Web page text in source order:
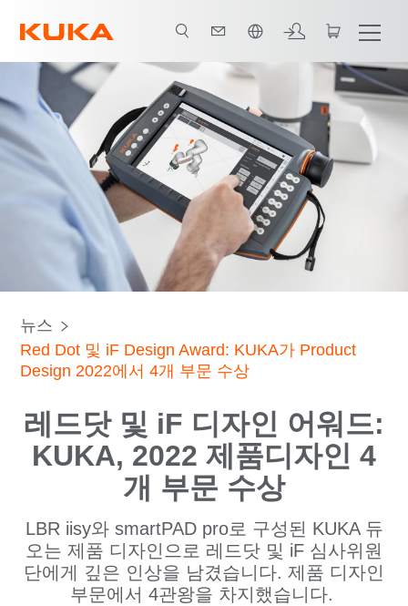
뉴스
Red Dot 및 iF Design Award: KUKA가 Product
Design 2022에서 4개 부문 수상
레드닷 및 iF 디자인 어워드:
KUKA, 2022 제품디자인 4
개 부문 수상
LBR iisy와 smartPAD pro로 구성된 KUKA 듀
오는 제품 디자인으로 레드닷 및 iF 심사위원
단에게 깊은 인상을 남겼습니다. 제품 디자인
부문에서 4관왕을 차지했습니다.